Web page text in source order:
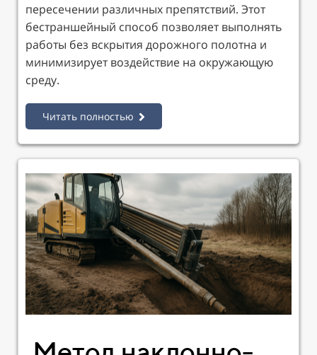
пересечении различных препятствий. Этот
бестраншейный способ позволяет выполнять
работы без вскрытия дорожного полотна и
минимизирует воздействие на окружающую
среду.
Читать полностью